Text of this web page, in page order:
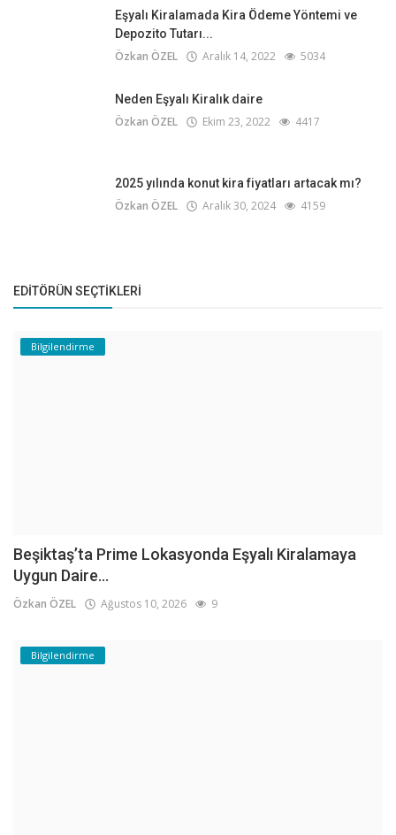
Eşyalı Kiralamada Kira Ödeme Yöntemi ve
Depozito Tutarı...
Özkan ÖZEL Aralık 14, 2022 5034
Neden Eşyalı Kiralık daire
Özkan ÖZEL Ekim 23, 2022 4417
2025 yılında konut kira fiyatları artacak mı?
Özkan ÖZEL Aralık 30, 2024 4159
EDITÖRÜN SEÇTIKLERI
Bilgilendirme
Beşiktaş’ta Prime Lokasyonda Eşyalı Kiralamaya
Uygun Daire...
Özkan ÖZEL Ağustos 10, 2026 9
Bilgilendirme